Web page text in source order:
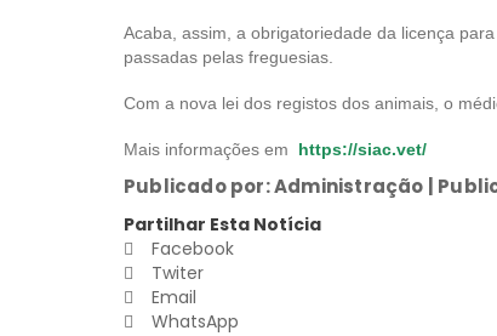
Acaba, assim, a obrigatoriedade da licença
passadas pelas freguesias.
Com a nova lei dos registos dos animais, o
Mais informações em https://siac.vet/
Publicado por: Administração |
Partilhar Esta Notícia
Facebook
Twiter
Email
WhatsApp